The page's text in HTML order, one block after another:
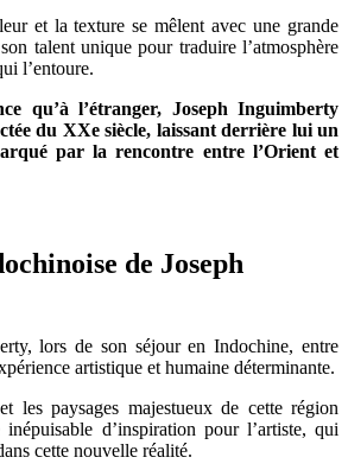
et la texture se mêlent avec une grande
talent unique pour traduire l’atmosphère
l’entoure.
qu’à l’étranger, Joseph Inguimberty
du XXe siècle, laissant derrière lui un
par la rencontre entre l’Orient et
de Joseph
lors de son séjour en Indochine, entre
artistique et humaine déterminante.
les paysages majestueux de cette région
d’inspiration pour l’artiste, qui
cette nouvelle réalité.